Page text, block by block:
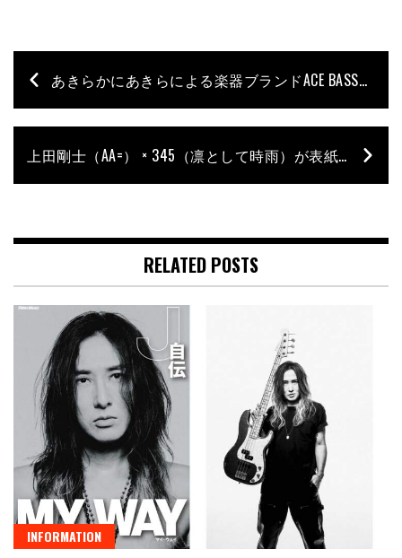
あきらかにあきらによる楽器ブランドACE BASSから、コスト・パフォーマンスを追求したベース“AB-4 STD”が発売
上田剛士（AA=） × 345（凛として時雨）が表紙を飾るベース・マガジン5月号が発売。『最強のメンテ&改造メソッド』も大特集！
RELATED POSTS
INFORMATION